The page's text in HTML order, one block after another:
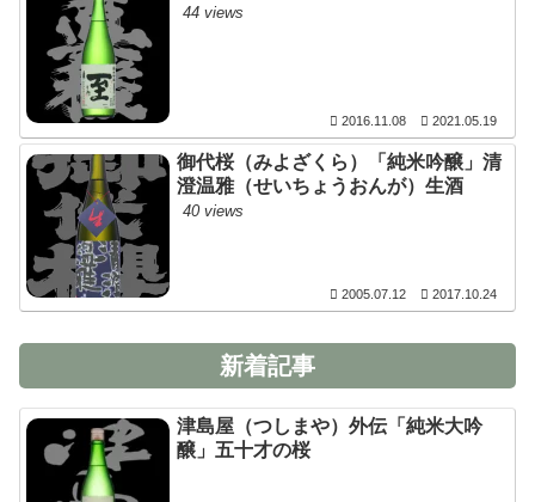
44 views
2016.11.08 2021.05.19
御代桜（みよざくら）「純米吟醸」清
澄温雅（せいちょうおんが）生酒
40 views
2005.07.12 2017.10.24
新着記事
津島屋（つしまや）外伝「純米大吟
醸」五十才の桜